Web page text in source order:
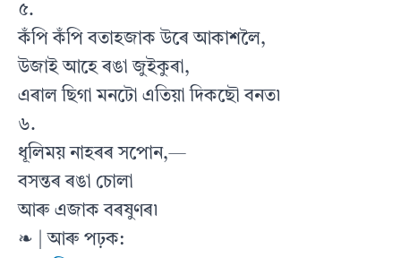
৫.
কঁপি কঁপি বতাহজাক উৰে আকাশলৈ,
উজাই আহে ৰঙা জুইকুৰা,
এৰাল ছিগা মনটো এতিয়া দিকছৌ বনত৷
৬.
ধূলিময় নাহৰৰ সপোন,—
বসন্তৰ ৰঙা চোলা
আৰু এজাক বৰষুণৰ৷
❧ | আৰু পঢ়ক: